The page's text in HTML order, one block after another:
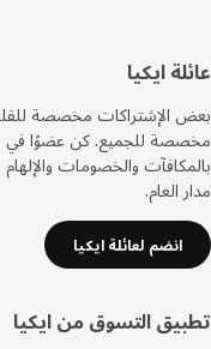
أسفل
الصفحة
عائلة ايكيا
بعض الإشتراكات مخصصة
مخصصة للجميع. كن عضوًا في
بالمكافآت والخصومات
مدار العام.
انضم لعائلة ايكيا
تطبيق التسوق من ايكيا